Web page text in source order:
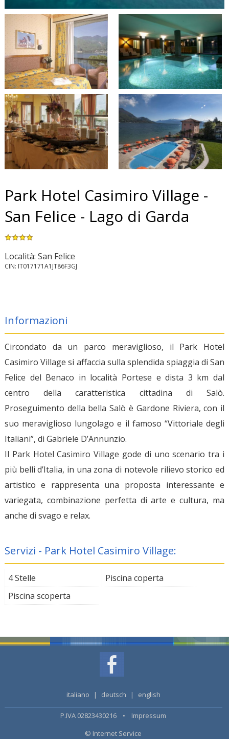
Park Hotel Casimiro Village -
San Felice - Lago di Garda
Località: San Felice
CIN: IT017171A1JT86F3GJ
Informazioni
Circondato da un parco meraviglioso, il Park Hotel
Casimiro Village si affaccia sulla splendida spiaggia di San
Felice del Benaco in località Portese e dista 3 km dal
centro della caratteristica cittadina di Salò.
Proseguimento della bella Salò è Gardone Riviera, con il
suo meraviglioso lungolago e il famoso “Vittoriale degli
Italiani”, di Gabriele D’Annunzio.
Il Park Hotel Casimiro Village gode di uno scenario tra i
più belli d’Italia, in una zona di notevole rilievo storico ed
artistico e rappresenta una proposta interessante e
variegata, combinazione perfetta di arte e cultura, ma
anche di svago e relax.
Servizi - Park Hotel Casimiro Village:
4 Stelle
Piscina coperta
Piscina scoperta
italiano | deutsch | english
P.IVA 02823430216 • Impressum
© Internet Service